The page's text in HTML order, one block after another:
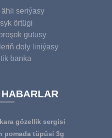
seriýasy
örtügi
gutusy
doly liniýasy
banka
gözellik sergisi
pomada tüpüsi 3g